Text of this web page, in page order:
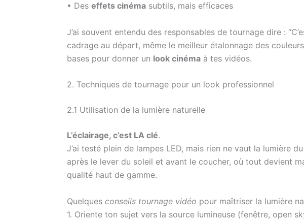
• Des effets cinéma subtils, mais efficaces
J’ai souvent entendu des responsables de tournage dire :
cadrage au départ, même le meilleur étalonnage des
bases pour donner un look cinéma à tes vidéos.
2. Techniques de tournage pour un look professionnel
2.1 Utilisation de la lumière naturelle
L’éclairage, c’est LA clé.
J’ai testé plein de lampes LED, mais rien ne vaut la lumière
après le lever du soleil et avant le coucher, où tout devient
qualité haut de gamme.
Quelques conseils tournage vidéo pour maîtriser la lumière
1. Oriente ton sujet vers la source lumineuse (fenêtre, open